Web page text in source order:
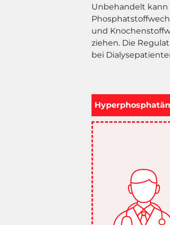
Unbehandelt kann
und
ziehen. Die
bei